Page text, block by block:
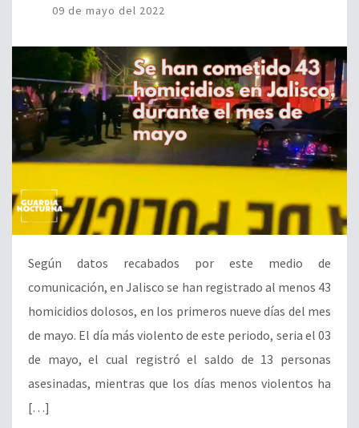
09 de mayo del 2022
Según datos recabados por este medio de
comunicación, en Jalisco se han registrado al menos 43
homicidios dolosos, en los primeros nueve días del mes
de mayo. El día más violento de este periodo, seria el 03
de mayo, el cual registró el saldo de 13 personas
asesinadas, mientras que los días menos violentos ha
[…]